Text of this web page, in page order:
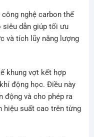
nghệ carbon thế
siêu dẫn giúp tối ưu
và tích lũy năng lượng
khung vợt kết hợp
động học. Điều này
động và cho phép ra
hiệu suất cao trên từng